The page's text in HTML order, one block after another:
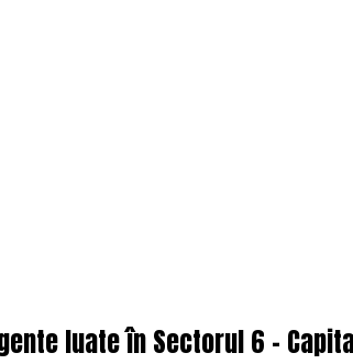
luate în Sectorul 6 –